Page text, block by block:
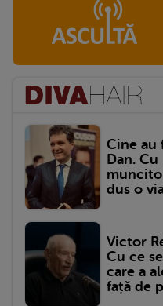
Cine au
Dan.
dus o
Victor
Cu ce
care a
față de